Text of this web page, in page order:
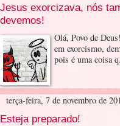
Jesus exorcizava, nós
devemos!
Olá, Povo de
em exorcismo,
pois é uma coisa
terça-feira, 7 de novembro de
Esteja preparado!